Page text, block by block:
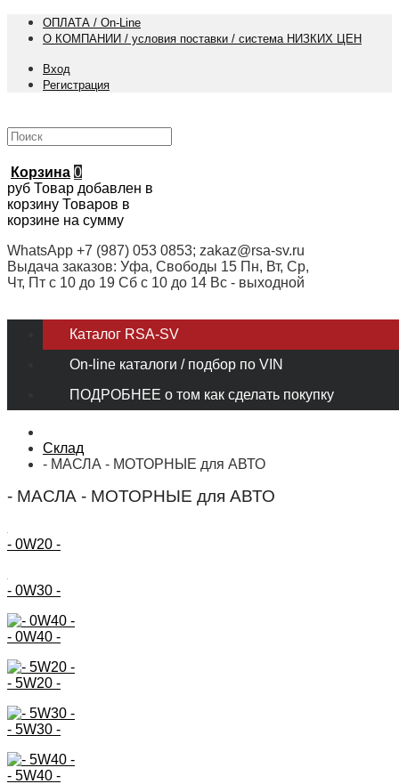
ОПЛАТА / On-Line
О КОМПАНИИ / условия поставки / система НИЗКИХ ЦЕН
Вход
Регистрация
Корзина 0
руб Товар добавлен в
корзину Товаров в
корзине на сумму
WhatsApp +7 (987) 053 0853; zakaz@rsa-sv.ru
Выдача заказов: Уфа, Свободы 15 Пн, Вт, Ср,
Чт, Пт с 10 до 19 Сб с 10 до 14 Вс - выходной
Каталог RSA-SV
On-line каталоги / подбор по VIN
ПОДРОБНЕЕ о том как сделать покупку
Склад
- МАСЛА - МОТОРНЫЕ для АВТО
- МАСЛА - МОТОРНЫЕ для АВТО
- 0W20 -
- 0W30 -
- 0W40 -
- 5W20 -
- 5W30 -
- 5W40 -